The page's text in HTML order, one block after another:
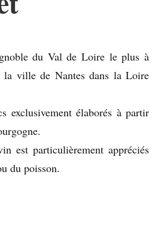
du Val de Loire le plus à
la ville de Nantes dans la Loire
exclusivement élaborés à partir
est particulièrement appréciés
du poisson.